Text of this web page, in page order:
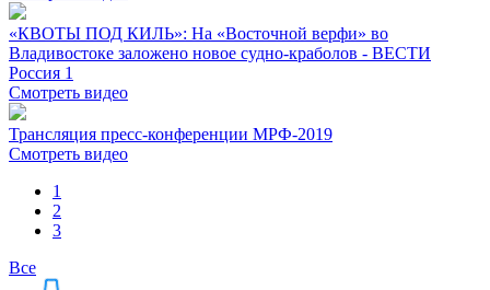
«КВОТЫ ПОД КИЛЬ»: На «Восточной верфи» во
Владивостоке заложено новое судно-краболов - ВЕСТИ
Россия 1
Смотреть видео
Трансляция пресс-конференции МРФ-2019
Смотреть видео
1
2
3
Все